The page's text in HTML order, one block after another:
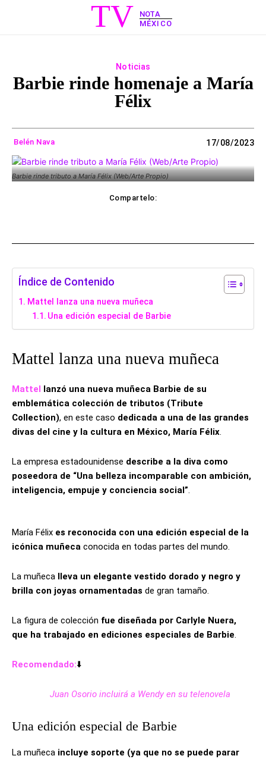
TV
NOTA
MÉXICO
Noticias
Barbie rinde homenaje a María
Félix
Belén Nava 17/08/2023
Barbie rinde tributo a María Félix (Web/Arte Propio)
Compartelo:
Índice de Contenido
Mattel lanza una nueva muñeca
Una edición especial de Barbie
Mattel lanza una nueva muñeca
Mattel lanzó una nueva muñeca Barbie de su
emblemática colección de tributos (Tribute
Collection), en este caso dedicada a una de las grandes
divas del cine y la cultura en México, María Félix.
La empresa estadounidense describe a la diva como
poseedora de “Una belleza incomparable con ambición,
inteligencia, empuje y conciencia social”.
María Félix es reconocida con una edición especial de la
icónica muñeca conocida en todas partes del mundo.
La muñeca lleva un elegante vestido dorado y negro y
brilla con joyas ornamentadas de gran tamaño.
La figura de colección fue diseñada por Carlyle Nuera,
que ha trabajado en ediciones especiales de Barbie.
Recomendado:⬇️
Juan Osorio incluirá a Wendy en su telenovela
Una edición especial de Barbie
La muñeca incluye soporte (ya que no se puede parar